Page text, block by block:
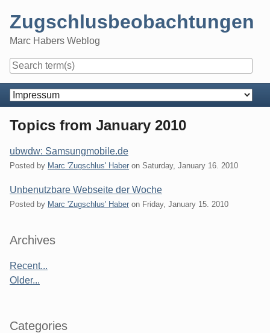
content
Zugschlusbeobachtungen
Marc Habers Weblog
Navigation
Topics from January 2010
ubwdw: Samsungmobile.de
Posted by Marc 'Zugschlus' Haber on Saturday, January 16. 2010
Unbenutzbare Webseite der Woche
Posted by Marc 'Zugschlus' Haber on Friday, January 15. 2010
Sidebar
Archives
Recent...
Older...
Categories